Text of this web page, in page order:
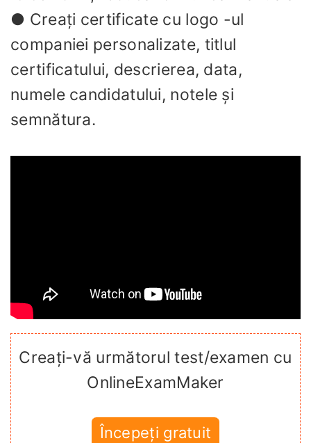
● Creați certificate cu logo -ul
companiei personalizate, titlul
certificatului, descrierea, data,
numele candidatului, notele și
semnătura.
Creați-vă următorul test/examen cu
OnlineExamMaker
Începeți gratuit